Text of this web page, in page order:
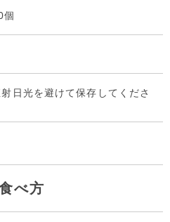
個
日光を避けて保存してくださ
べ方